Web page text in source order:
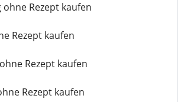
Rezept kaufen
Rezept kaufen
Rezept kaufen
Rezept kaufen